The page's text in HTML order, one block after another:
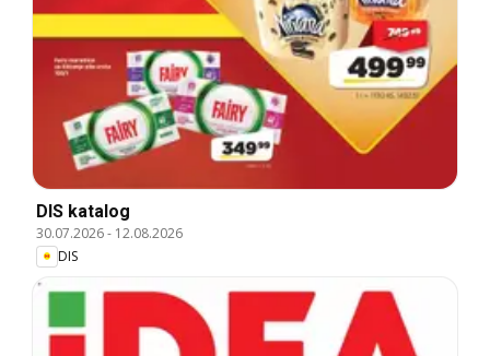
DIS katalog
30.07.2026- 12.08.2026
DIS